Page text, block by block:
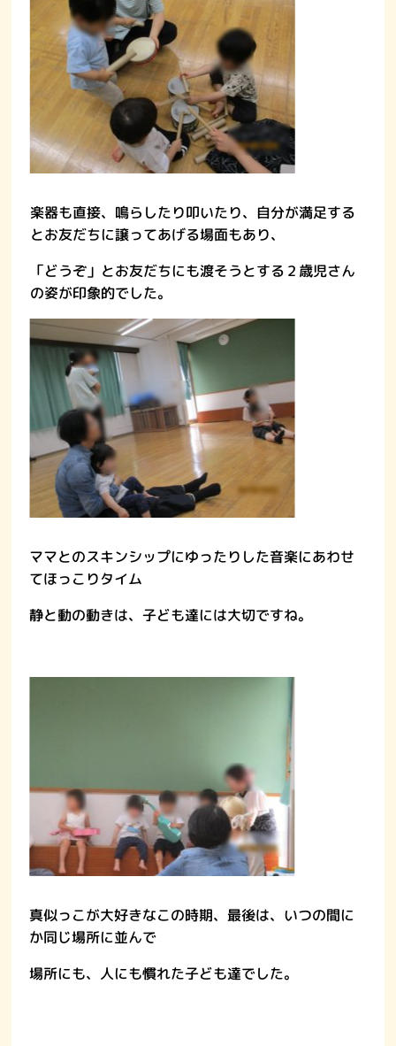
楽器も直接、鳴らしたり叩いたり、自分が満足する
とお友だちに譲ってあげる場面もあり、
「どうぞ」とお友だちにも渡そうとする２歳児さん
の姿が印象的でした。
ママとのスキンシップにゆったりした音楽にあわせ
てほっこりタイム
静と動の動きは、子ども達には大切ですね。
真似っこが大好きなこの時期、最後は、いつの間に
か同じ場所に並んで
場所にも、人にも慣れた子ども達でした。